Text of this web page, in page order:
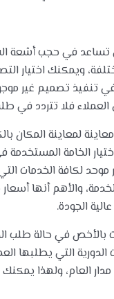
تساعد في حجب أشعة
ويمكنك اختيار
تنفيذ تصميم غير
فلا تتردد في
لمعاينة المكان
الخامة المستخدمة
لكافة الخدمات
والأهم أنها
الجودة.
بالأخص في حالة طلب
التي يطلبها
العام، ولهذا